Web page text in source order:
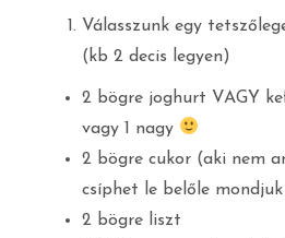
Válasszunk egy
(kb 2 decis legyen)
2 bögre joghurt VAGY
vagy 1 nagy
2 bögre cukor (aki nem
csíphet le belőle mondjuk
2 bögre liszt